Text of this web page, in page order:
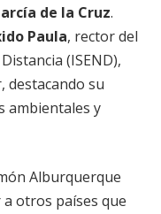
de la Cruz.
Paula, rector del
(ISEND),
destacando su
ambientales y
Alburquerque
otros países que